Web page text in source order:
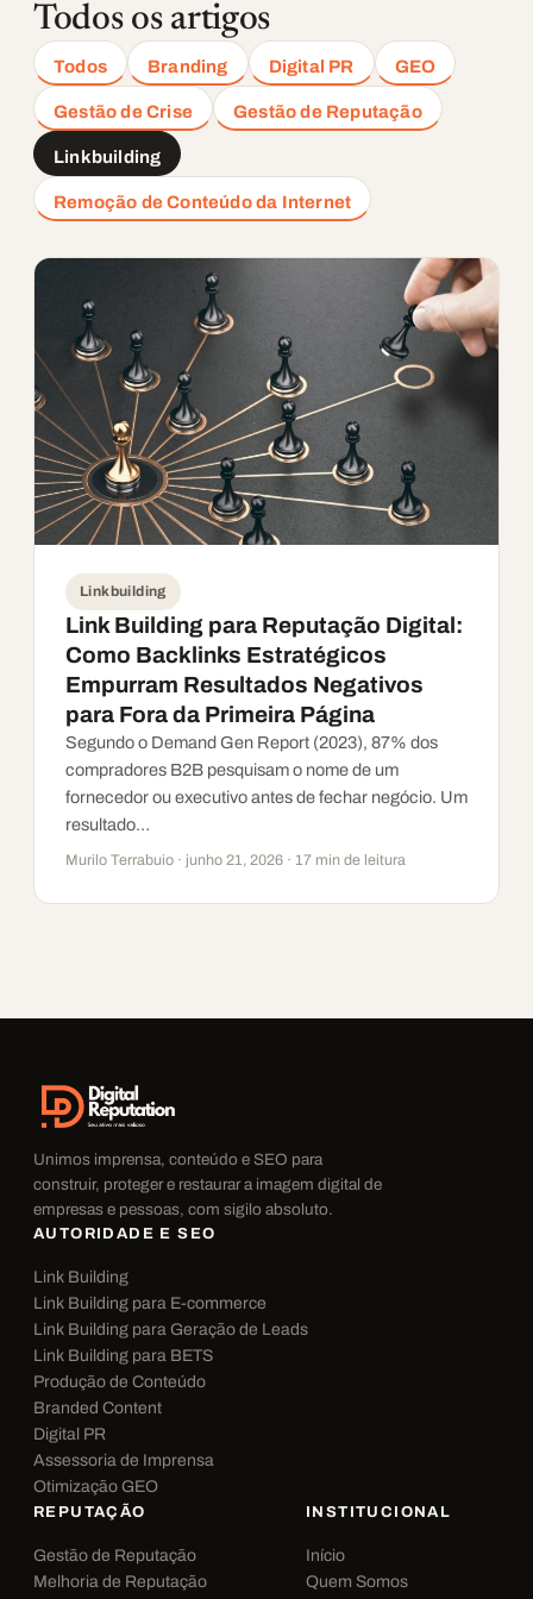
Todos os artigos
Todos Branding Digital PR GEO
Gestão de Crise Gestão de Reputação
Linkbuilding
Remoção de Conteúdo da Internet
Linkbuilding
Link Building para Reputação Digital:
Como Backlinks Estratégicos
Empurram Resultados Negativos
para Fora da Primeira Página
Segundo o Demand Gen Report (2023), 87% dos
compradores B2B pesquisam o nome de um
fornecedor ou executivo antes de fechar negócio. Um
resultado…
Murilo Terrabuio · junho 21, 2026 · 17 min de leitura
Unimos imprensa, conteúdo e SEO para
construir, proteger e restaurar a imagem digital de
empresas e pessoas, com sigilo absoluto.
AUTORIDADE E SEO
Link Building
Link Building para E-commerce
Link Building para Geração de Leads
Link Building para BETS
Produção de Conteúdo
Branded Content
Digital PR
Assessoria de Imprensa
Otimização GEO
REPUTAÇÃO
Gestão de Reputação
Melhoria de Reputação
INSTITUCIONAL
Início
Quem Somos